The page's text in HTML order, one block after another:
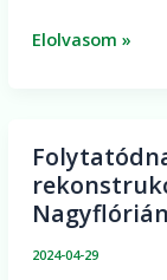
munkák
Elolvasom »
2024-04-29
Folytatódnak
a
gázelosztó-